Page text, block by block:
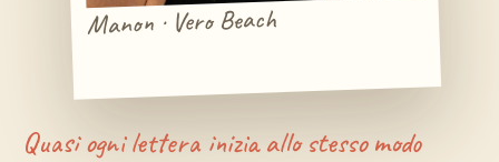
Manon · Vero Beach
Quasi ogni lettera inizia allo stesso modo